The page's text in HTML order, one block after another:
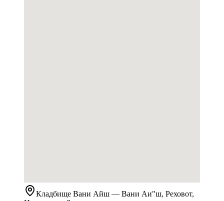
Кладбище Вани Айш — Вани Аи"ш, Реховот,